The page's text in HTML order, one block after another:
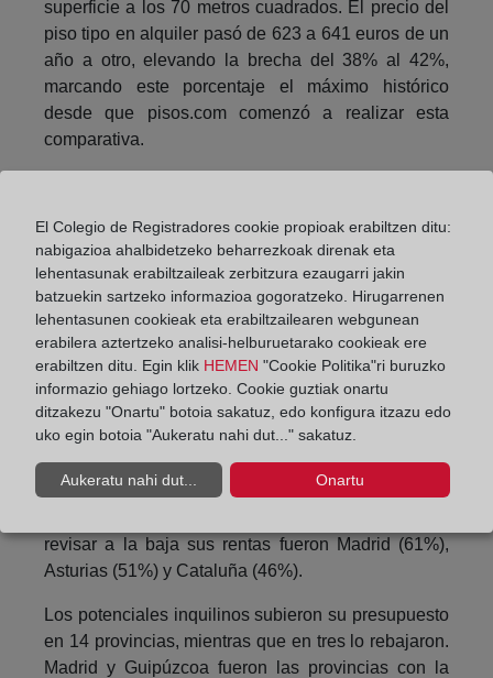
superficie a los 70 metros cuadrados. El precio del
piso tipo en alquiler pasó de 623 a 641 euros de un
año a otro, elevando la brecha del 38% al 42%,
marcando este porcentaje el máximo histórico
desde que pisos.com comenzó a realizar esta
comparativa.
Asturias, Castilla-La Mancha, Cataluña, Comunidad
Valenciana y Murcia. Por otro lado, Madrid y País
Vasco fueron las autonomías en las que el inquilino
estuvo dispuesto a pagar más: 750 euros de media.
Les siguió Baleares y Cataluña con 650 euros.
En Extremadura y Galicia los inquilinos contaron
con menos dinero para el alquiler: 350 euros
mensuales. La demanda solo estuvo por encima de
la oferta en Castilla-La Mancha (-9%). Aquellas
autonomías donde estuvieron los inquilinos más
revisar a la baja sus rentas fueron Madrid (61%),
Asturias (51%) y Cataluña (46%).
Los potenciales inquilinos subieron su presupuesto
en 14 provincias, mientras que en tres lo rebajaron.
Madrid y Guipúzcoa fueron las provincias con la
El Colegio de Registradores cookie propioak erabiltzen ditu:
nabigazioa ahalbidetzeko beharrezkoak direnak eta
lehentasunak erabiltzaileak zerbitzura ezaugarri jakin
batzuekin sartzeko informazioa gogoratzeko. Hirugarrenen
lehentasunen cookieak eta erabiltzailearen webgunean
erabilera aztertzeko analisi-helburuetarako cookieak ere
erabiltzen ditu. Egin klik HEMEN "Cookie Politika"ri buruzko
informazio gehiago lortzeko. Cookie guztiak onartu
ditzakezu "Onartu" botoia sakatuz, edo konfigura itzazu edo
uko egin botoia "Aukeratu nahi dut..." sakatuz.
Aukeratu nahi dut... Onartu